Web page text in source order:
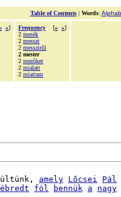
Table of Contents| Words:
»]
Frequency [« »]
2 mesék
2 messzi
2 messzirõl
2 mester
2 mezõket
2 mialatt
2 miattam
amely Lõcsei Pál
ébredt föl bennük a nagy